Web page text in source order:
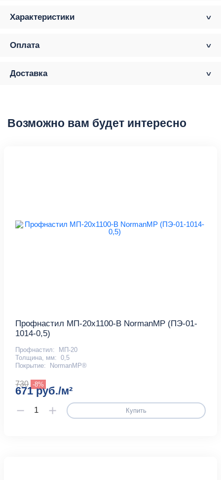
Характеристики
Оплата
Доставка
Возможно вам будет интересно
Профнастил МП-20x1100-B NormanMP (ПЭ-01-
1014-0,5)
Профнастил:
МП-20
Толщина, мм: 0,5
Покрытие:
NormanMP®
730 -8%
671 руб./м²
Купить